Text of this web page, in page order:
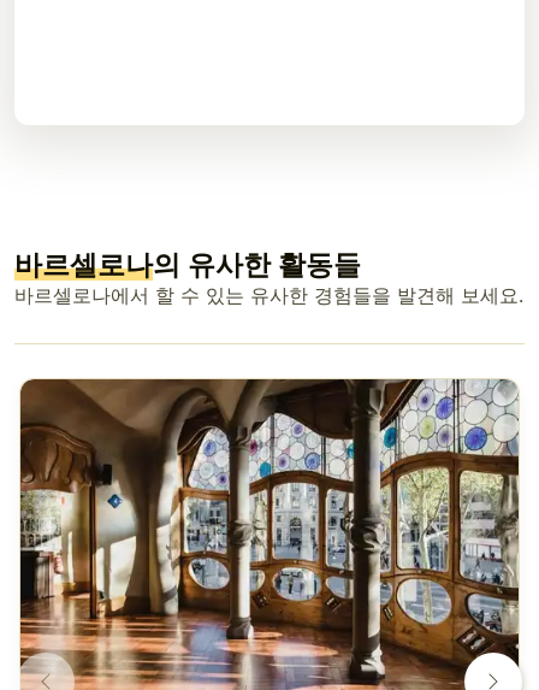
바르셀로나의 유사한 활동들
바르셀로나에서 할 수 있는 유사한 경험들을 발견해 보세요.